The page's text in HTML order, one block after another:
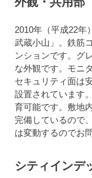
2010年（平成22年
武蔵小山」。鉄筋
ンションです。グ
な外観です。モニ
セキュリティ面は
設置されています
育可能です。敷地
完備しているので
は変動するのでお
シティインデ